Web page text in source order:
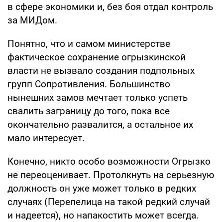
в сфере экономики и, без боя отдал контроль
за МИДом.
Понятно, что и самом министерстве
фактическое сохранение огрызкинской
власти не вызвало создания подпольных
групп Сопротивления. Большинство
нынешних замов мечтает только успеть
свалить заграницу до того, пока все
окончательно развалится, а остальное их
мало интересует.
Конечно, никто особо возможности Огрызко
не переоценивает. Протолкнуть на серьезную
должность он уже может только в редких
случаях (Перепелица на такой редкий случай
и надеется), но напакостить может всегда.